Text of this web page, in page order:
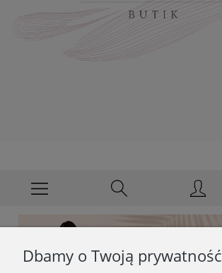
Dbamy o Twoją prywatność